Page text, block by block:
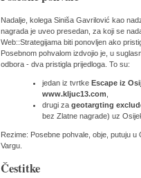
Nadalje, kolega Siniša Gavrilović kao
nagrada je uveo presedan, za koji se
Web::Strategijama biti ponovljen ako
Posebnom pohvalom izdvojio je, u
odbora - dva pristigla prijedloga. To su:
jedan iz tvrtke Escape iz
www.kljuc13.com
drugi za geotargting
bez Zlatne nagrade) uz
Rezime: Posebne pohvale, obje, putuju
Vargu.
Čestitke